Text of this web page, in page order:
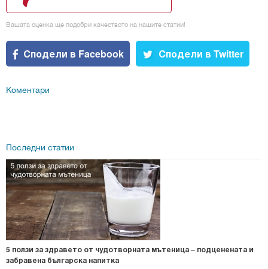
Вашата оценка ще подобри качеството на нашите статии!
Сподели в Facebook Сподели в Twitter
Коментари
Последни статии
5 ползи за здравето от чудотворната мътеница – подценената и
забравена българска напитка